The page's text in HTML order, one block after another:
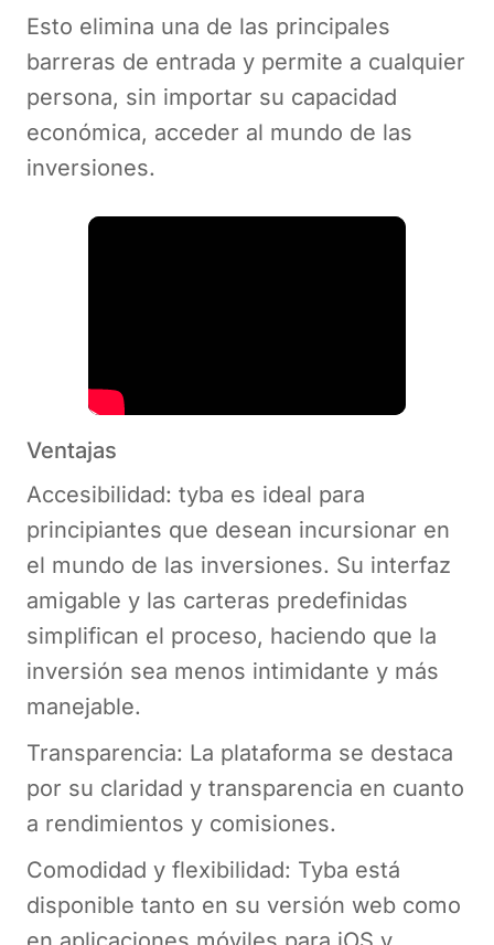
Esto elimina una de las principales
barreras de entrada y permite a cualquier
persona, sin importar su capacidad
económica, acceder al mundo de las
inversiones.
Ventajas
Accesibilidad: tyba es ideal para
principiantes que desean incursionar en
el mundo de las inversiones. Su interfaz
amigable y las carteras predefinidas
simplifican el proceso, haciendo que la
inversión sea menos intimidante y más
manejable.
Transparencia: La plataforma se destaca
por su claridad y transparencia en cuanto
a rendimientos y comisiones.
Comodidad y flexibilidad: Tyba está
disponible tanto en su versión web como